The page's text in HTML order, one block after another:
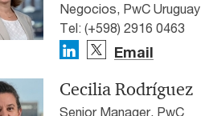
Negocios, PwC Uruguay
Tel: (+598) 2916 0463
Email
Cecilia Rodríguez
Senior Manager, PwC